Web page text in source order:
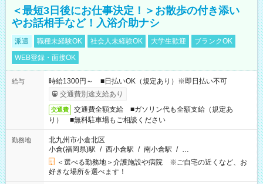
＜最短3日後にお仕事決定！＞お散歩の付き添い
やお話相手など！入浴介助ナシ
派遣 職種未経験OK 社会人未経験OK 大学生歓迎
ブランクOK
WEB登録・面接OK
給与
時給1300円～ ■日払いOK（規定あり）※即日払い不可
交通費別途支給あり
交通費
交通費全額支給 ■ガソリン代も全額支給（規定あ
り） ■無料駐車場もご相談ください
勤務地
北九州市小倉北区
小倉(福岡県)駅 / 西小倉駅 / 南小倉駅 / …
＜選べる勤務地＞介護施設や病院 ※ご自宅の近くなど、お
好きな場所を選べます！